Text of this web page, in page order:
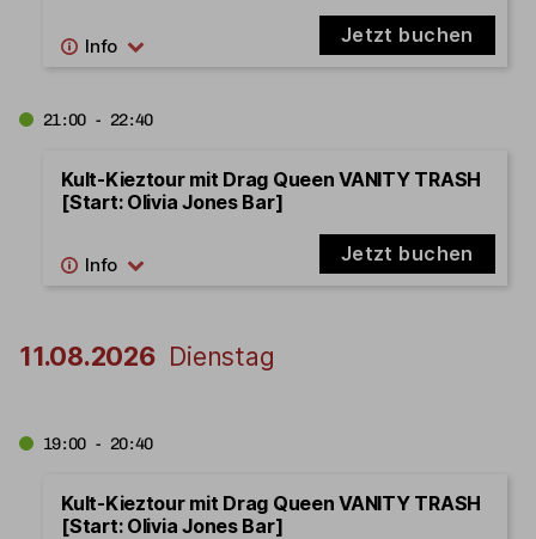
Jetzt buchen
21:00 - 22:40
Kult-Kieztour mit Drag Queen VANITY TRASH
[Start: Olivia Jones Bar]
Jetzt buchen
11.08.2026 Dienstag
19:00 - 20:40
Kult-Kieztour mit Drag Queen VANITY TRASH
[Start: Olivia Jones Bar]